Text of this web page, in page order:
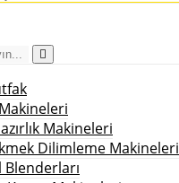
Makineleri
Dilimleme Makineleri
Blenderları